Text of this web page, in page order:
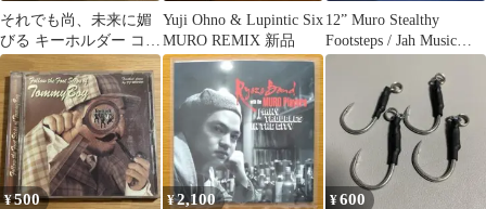
それでも尚、未来に媚
びる キーホルダー コイ
ンケース ムロフェス
Yuji Ohno & Lupintic Six
MURO REMIX 新品
12” Muro Stealthy
Footsteps / Jah Music
KODP98008
INCREDIBLE /00250
¥500 ¥2,100 ¥600